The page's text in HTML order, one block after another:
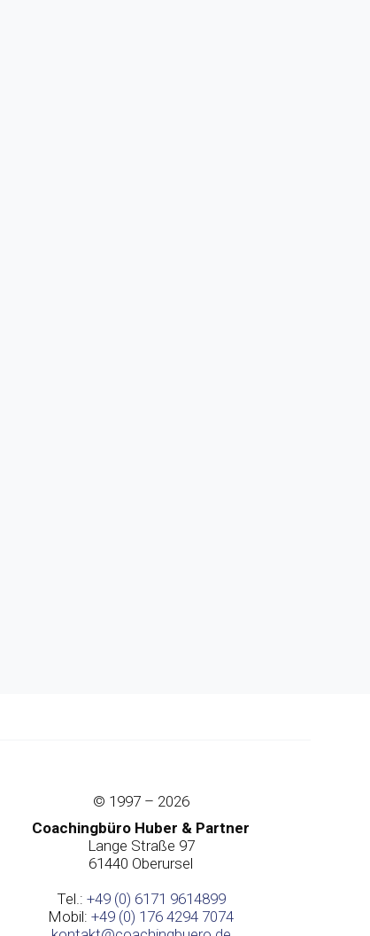
© 1997 – 2026
Coachingbüro Huber & Partner
Lange Straße 97
61440 Oberursel
Tel.: +49 (0) 6171 9614899
Mobil:+49 (0) 176 4294 7074